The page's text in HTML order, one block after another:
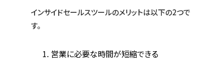
インサイドセールスツールのメリットは以下の2つで
す。
営業に必要な時間が短縮できる